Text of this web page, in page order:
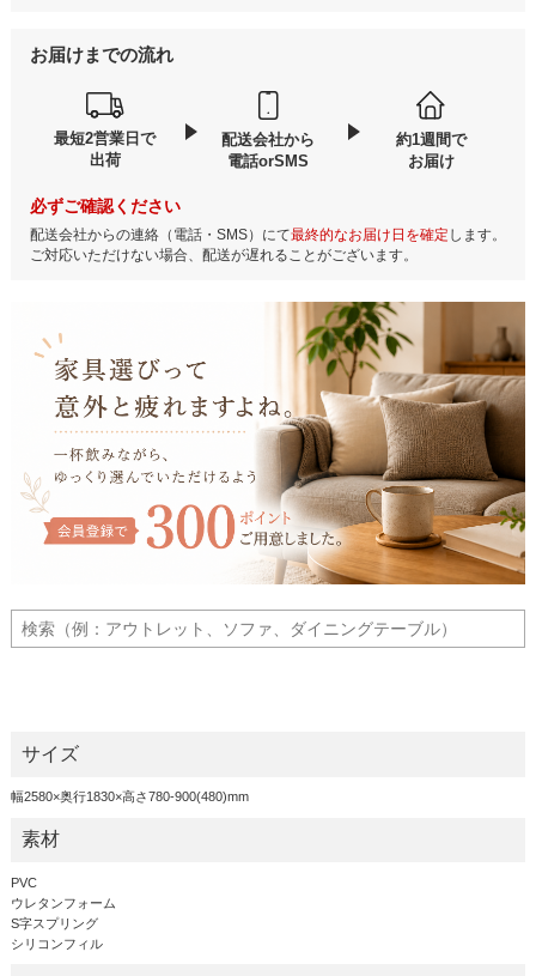
お届けまでの流れ
最短2営業日で
出荷
配送会社から
電話orSMS
約1週間で
お届け
必ずご確認ください
配送会社からの連絡（電話・SMS）にて最終的なお届け日を確定 します。
ご対応いただけない場合、配送が遅れることがございます。
サイズ
幅2580×奥行1830×高さ780-900(480)mm
素材
PVC
ウレタンフォーム
S字スプリング
シリコンフィル